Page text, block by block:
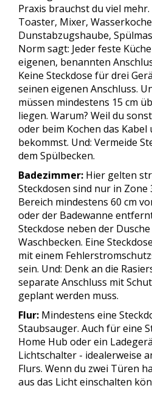
Praxis brauchst du viel
Toaster, Mixer,
Dunstabzugshaube,
Norm sagt: Jeder feste
eigenen, benannten
Keine Steckdose für drei
seinen eigenen Anschluss.
müssen mindestens 15 cm
liegen. Warum? Weil du
oder beim Kochen das
bekommst. Und: Vermeide
dem Spülbecken.
Badezimmer: Hier gelten
Steckdosen sind nur in
Bereich mindestens 60 cm
oder der Badewanne
Steckdose neben der
Waschbecken. Eine
mit einem
sein. Und: Denk an die
separate Anschluss mit
geplant werden muss.
Flur: Mindestens eine
Staubsauger. Auch für eine
Home Hub oder ein
Lichtschalter - idealerweise
Flurs. Wenn du zwei Türen
aus das Licht einschalten